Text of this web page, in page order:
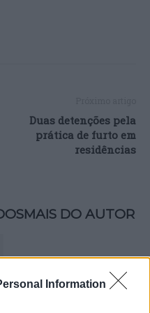
Information
Duas detenções pela
prática de furto em
residências
MAIS DO AUTOR